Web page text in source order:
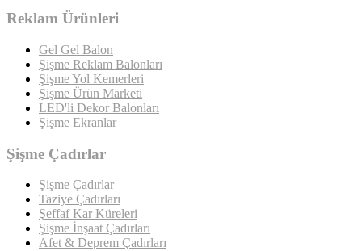
Reklam Ürünleri
Gel Gel Balon
Şişme Reklam Balonları
Şişme Yol Kemerleri
Şişme Ürün Marketi
LED'li Dekor Balonları
Şişme Ekranlar
Şişme Çadırlar
Şişme Çadırlar
Taziye Çadırları
Şeffaf Kar Küreleri
Şişme İnşaat Çadırları
Afet & Deprem Çadırları